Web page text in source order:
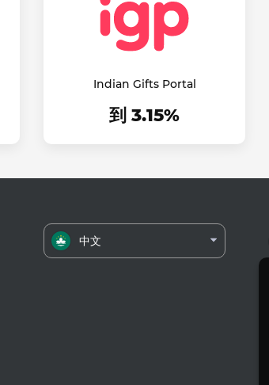
Indian Gifts Portal
到 3.15%
中文